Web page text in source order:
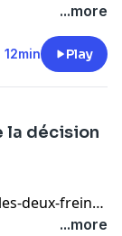
...more
12min Play
la décision
deux-freins-
...more